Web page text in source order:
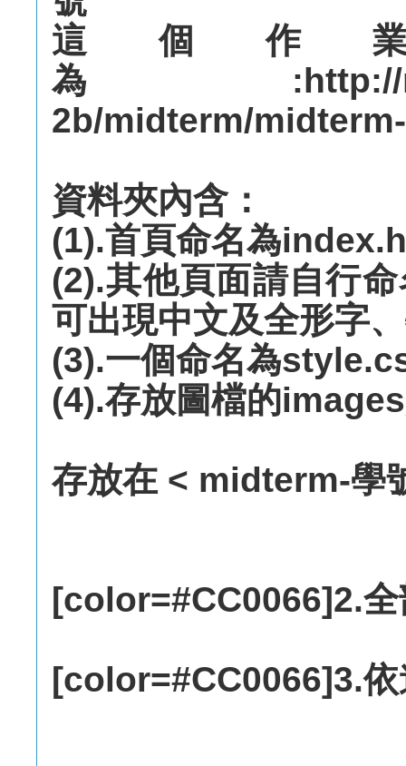
這個作
為:http://
2b/midterm/
資料夾內含：
(1).首頁命名為
(2).其他頁面請自行
可出現中文及全形字
(3).一個命名為
(4).存放圖檔的
存放在 < midterm-學
[color=#CC0066]2.
[color=#CC0066]3.